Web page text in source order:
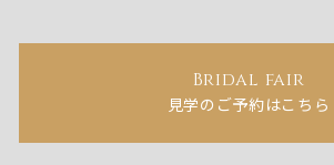
Bridal fair
見学のご予約はこちら